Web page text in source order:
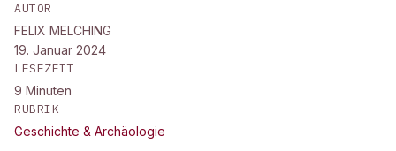
AUTOR
FELIX MELCHING
19. Januar 2024
LESEZEIT
9 Minuten
RUBRIK
Geschichte & Archäologie